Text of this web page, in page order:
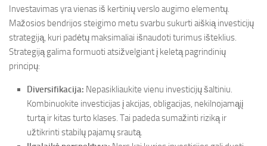
Investavimas yra vienas iš kertinių verslo augimo elementų.
Mažosios bendrijos steigimo metu svarbu sukurti aiškią investicijų
strategiją, kuri padėtų maksimaliai išnaudoti turimus išteklius.
Strategiją galima formuoti atsižvelgiant į keletą pagrindinių
principų:
Diversifikacija: Nepasikliaukite vienu investicijų šaltiniu.
Kombinuokite investicijas į akcijas, obligacijas, nekilnojamąjį
turtą ir kitas turto klases. Tai padeda sumažinti riziką ir
užtikrinti stabilų pajamų srautą.